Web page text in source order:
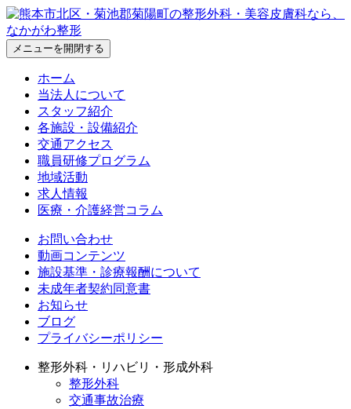
メニューを開閉する
ホーム
当法人について
スタッフ紹介
各施設・設備紹介
交通アクセス
職員研修プログラム
地域活動
求人情報
医療・介護経営コラム
お問い合わせ
動画コンテンツ
施設基準・診療報酬について
未成年者契約同意書
お知らせ
ブログ
プライバシーポリシー
整形外科・リハビリ・形成外科
整形外科
交通事故治療